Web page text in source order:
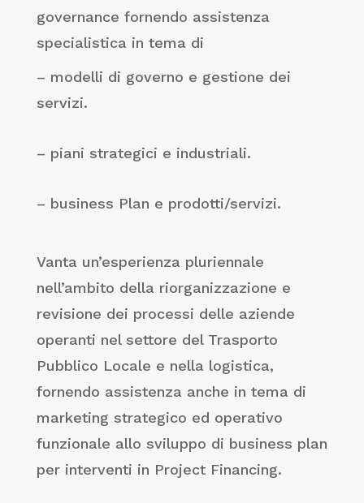
governance fornendo assistenza
specialistica in tema di
– modelli di governo e gestione dei
servizi.
– piani strategici e industriali.
– business Plan e prodotti/servizi.
Vanta un’esperienza pluriennale
nell’ambito della riorganizzazione e
revisione dei processi delle aziende
operanti nel settore del Trasporto
Pubblico Locale e nella logistica,
fornendo assistenza anche in tema di
marketing strategico ed operativo
funzionale allo sviluppo di business plan
per interventi in Project Financing.